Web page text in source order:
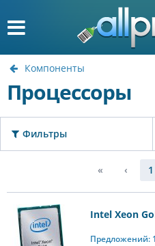
Компоненты
Процессоры
Фильтры
« ‹ 1
Intel Xeon
Предложений: 1